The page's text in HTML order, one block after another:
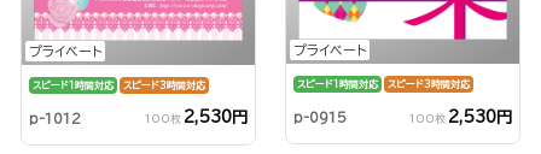
プライベート
スピード1時間対応 スピード3時間対応
p-1012 100枚 2,530円
プライベート
スピード1時間対応 スピード3時間対応
p-0915 100枚 2,530円